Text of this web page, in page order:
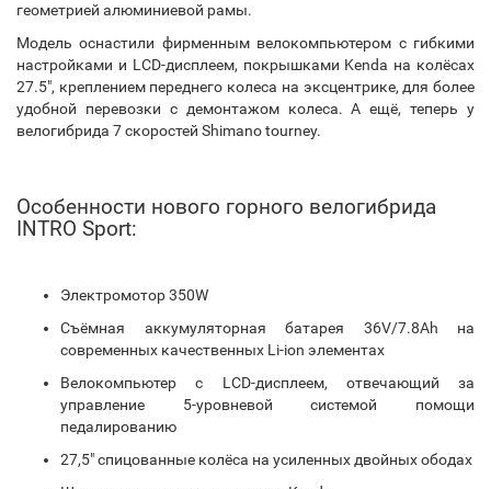
геометрией алюминиевой рамы.
Модель оснастили фирменным велокомпьютером с гибкими
настройками и LCD-дисплеем, покрышками Kenda на колёсах
27.5", креплением переднего колеса на эксцентрике, для более
удобной перевозки с демонтажом колеса. А ещё, теперь у
велогибрида 7 скоростей Shimano tourney.
Особенности нового горного велогибрида
INTRO Sport:
Электромотор 350W
Съёмная аккумуляторная батарея 36V/7.8Ah на
современных качественных Li-ion элементах
Велокомпьютер с LCD-дисплеем, отвечающий за
управление 5-уровневой системой помощи
педалированию
27,5" спицованные колёса на усиленных двойных ободах